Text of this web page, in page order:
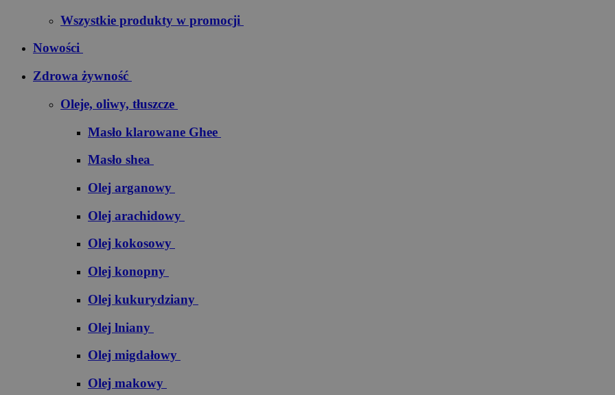
Wszystkie produkty w promocji
Nowości
Zdrowa żywność
Oleje, oliwy, tłuszcze
Masło klarowane Ghee
Masło shea
Olej arganowy
Olej arachidowy
Olej kokosowy
Olej konopny
Olej kukurydziany
Olej lniany
Olej migdałowy
Olej makowy